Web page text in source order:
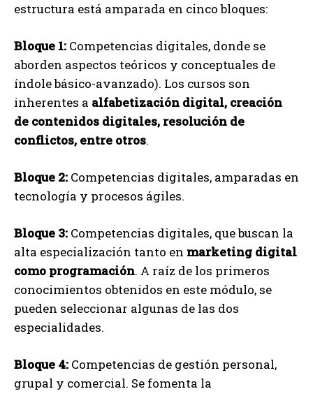
estructura está amparada en cinco bloques:
Bloque 1: Competencias digitales, donde se
aborden aspectos teóricos y conceptuales de
índole básico-avanzado). Los cursos son
inherentes a alfabetización digital, creación
de contenidos digitales, resolución de
conflictos, entre otros.
Bloque 2: Competencias digitales, amparadas en
tecnología y procesos ágiles.
Bloque 3: Competencias digitales, que buscan la
alta especialización tanto en marketing digital
como programación. A raíz de los primeros
conocimientos obtenidos en este módulo, se
pueden seleccionar algunas de las dos
especialidades.
Bloque 4: Competencias de gestión personal,
grupal y comercial. Se fomenta la